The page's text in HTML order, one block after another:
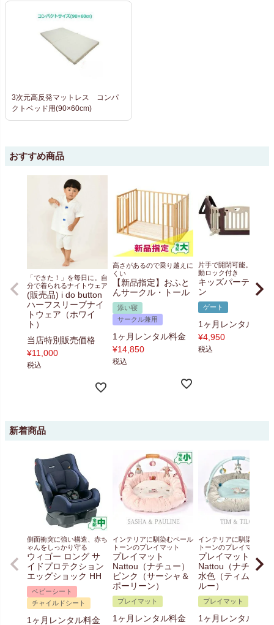
3次元高反発マットレス コンパ
クトベッド用(90×60cm)
おすすめ商品
「できた！」を毎日に。自
分で着られるナイトウェア
(販売品) i do button
ハーフスリーブナイ
トウェア（ホワイ
ト）
当店特別販売価格
¥11,000
税込
高さがあるので乗り越えに
くい
【新品指定】おふと
んサークル・トール
添い寝
サークル兼用
1ヶ月レンタル料金
¥14,850
税込
片手で開閉可能。便利な
動ロック付き
キッズパーテーシ
ン
ゲート
1ヶ月レンタル料金
¥4,950
税込
新着商品
側面衝突に強い構造、赤ち
ゃんをしっかり守る
ウィゴー ロング サ
イドプロテクション
エッグショック HH
ベビーシート
チャイルドシート
1ヶ月レンタル料金
インテリアに馴染むペール
トーンのプレイマット
プレイマット
Nattou（ナチュー）
ピンク（サーシャ＆
ポーリーン）
プレイマット
1ヶ月レンタル料金
インテリアに馴染むペー
トーンのプレイマット
プレイマット
Nattou（ナチュー
水色（ティム＆テ
ルー）
プレイマット
1ヶ月レンタル料金